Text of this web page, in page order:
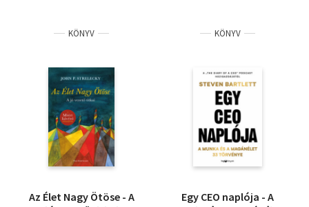
KÖNYV
Az Élet Nagy Ötöse - A
KÖNYV
Egy CEO naplója - A